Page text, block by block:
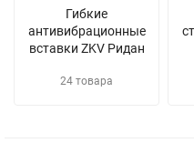
Гибкие
антивибрационные
вставки ZKV Ридан
24 товара